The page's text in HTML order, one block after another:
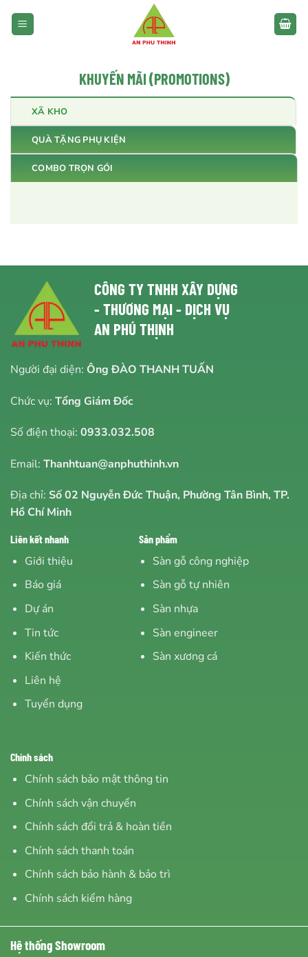
KHUYẾN MÃI (PROMOTIONS)
XÃ KHO
QUÀ TẶNG PHỤ KIỆN
COMBO TRỌN GÓI
CÔNG TY TNHH XÂY DỰNG
- THƯƠNG MẠI - DỊCH VỤ
AN PHÚ THỊNH
Người đại diện: Ông ĐÀO THANH TUẤN
Chức vụ: Tổng Giám Đốc
Số điện thoại: 0933.032.508
Email: Thanhtuan@anphuthinh.vn
Địa chỉ: Số 02 Nguyễn Đức Thuận, Phường Tân Bình, TP.
Hồ Chí Minh
Liên kết nhanh
Giới thiệu
Báo giá
Dự án
Tin tức
Kiến thức
Liên hệ
Tuyển dụng
Sản phẩm
Sàn gỗ công nghiệp
Sàn gỗ tự nhiên
Sàn nhựa
Sàn engineer
Sàn xương cá
Chính sách
Chính sách bảo mật thông tin
Chính sách vận chuyển
Chính sách đổi trả & hoàn tiền
Chính sách thanh toán
Chính sách bảo hành & bảo trì
Chính sách kiểm hàng
Hệ thống Showroom